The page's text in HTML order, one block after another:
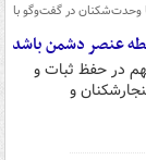
وحدت‌شکنان در گفت‌وگو با
عنصر دشمن باشد
در حفظ ثبات و
و